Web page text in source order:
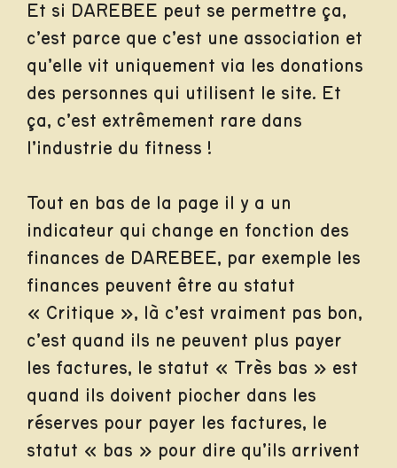
Et si DAREBEE peut se permettre ça,
c’est parce que c’est une association et
qu’elle vit uniquement via les donations
des personnes qui utilisent le site. Et
ça, c’est extrêmement rare dans
l’industrie du fitness !
Tout en bas de la page il y a un
indicateur qui change en fonction des
finances de DAREBEE, par exemple les
finances peuvent être au statut
« Critique », là c’est vraiment pas bon,
c’est quand ils ne peuvent plus payer
les factures, le statut « Très bas » est
quand ils doivent piocher dans les
réserves pour payer les factures, le
statut « bas » pour dire qu’ils arrivent